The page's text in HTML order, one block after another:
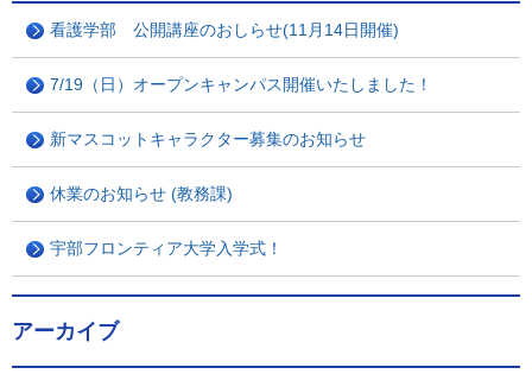
看護学部 公開講座のおしらせ(11月14日開催)
7/19（日）オープンキャンパス開催いたしました！
新マスコットキャラクター募集のお知らせ
休業のお知らせ (教務課)
宇部フロンティア大学入学式！
アーカイブ